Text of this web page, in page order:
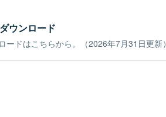
ウンロード
ードはこちらから。（2026年7月31日更新）